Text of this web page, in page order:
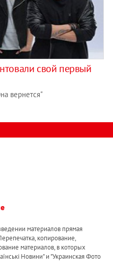
свой первый
вернется"
материалов прямая
копирование,
материалов, в которых
Новини" и "Украинская Фото